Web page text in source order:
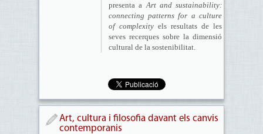
presenta aArt and sustainability:
connecting patterns for a culture
of complexityels resultats de les
seves recerques sobre la dimensió
cultural de la sostenibilitat.
Art, cultura i filosofia davant els canvis
contemporanis